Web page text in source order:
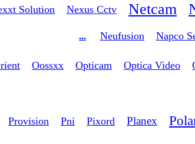
Netcam
Nexus Cctv
Solution
Napco
Neufusion
...
Optica Video
Opticam
Oossxx
Planex
Pixord
Pni
Provision